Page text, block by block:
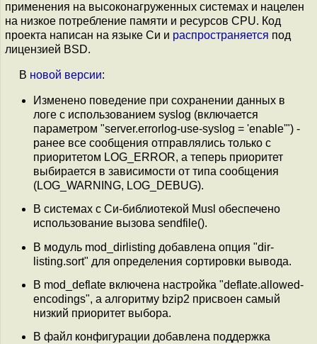
применения на высоконагруженных системах и нацелен
на низкое потребление памяти и ресурсов CPU. Код
проекта написан на языке Си и распространяется под
лицензией BSD.
В новой версии:
Изменено поведение при сохранении данных в
логе с использованием syslog (включается
параметром "server.errorlog-use-syslog = 'enable'") -
ранее все сообщения отправлялись только с
приоритетом LOG_ERROR, а теперь приоритет
выбирается в зависимости от типа сообщения
(LOG_WARNING, LOG_DEBUG).
В системах с Си-библиотекой Musl обеспечено
использование вызова sendfile().
В модуль mod_dirlisting добавлена опция "dir-
listing.sort" для определения сортировки вывода.
В mod_deflate включена настройка "deflate.allowed-
encodings", а алгоритму bzip2 присвоен самый
низкий приоритет выбора.
В файл конфигурации добавлена поддержка